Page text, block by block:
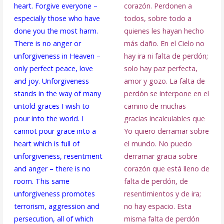
heart. Forgive everyone –
especially those who have
done you the most harm.
There is no anger or
unforgiveness in Heaven –
only perfect peace, love
and joy. Unforgiveness
stands in the way of many
untold graces I wish to
pour into the world. I
cannot pour grace into a
heart which is full of
unforgiveness, resentment
and anger – there is no
room. This same
unforgiveness promotes
terrorism, aggression and
persecution, all of which
corazón. Perdonen a
todos, sobre todo a
quienes les hayan hecho
más daño. En el Cielo no
hay ira ni falta de perdón;
solo hay paz perfecta,
amor y gozo. La falta de
perdón se interpone en el
camino de muchas
gracias incalculables que
Yo quiero derramar sobre
el mundo. No puedo
derramar gracia sobre
corazón que está lleno de
falta de perdón, de
resentimientos y de ira;
no hay espacio. Esta
misma falta de perdón